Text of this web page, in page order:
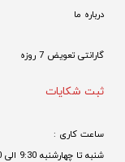
درباره ما
گارانتی تعویض 7 روزه
ثبت شکایات
ساعت کاری :
شنبه تا چهارشنبه 9:30 الی 17:30